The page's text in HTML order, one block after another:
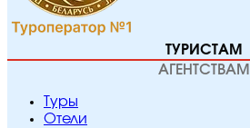
ТУРИСТАМ
АГЕНТСТВАМ
Туры
Отели